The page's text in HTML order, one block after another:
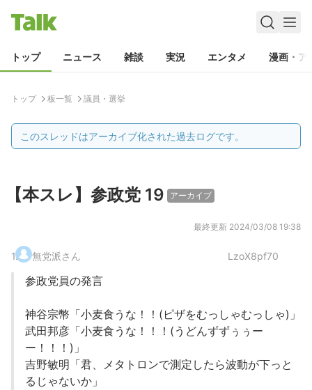
トップ ニュース 雑談 実況 エンタメ 漫画・ア
トップ 板一覧 議員・選挙
このスレッドはアーカイブ化された過去ログです。
【本スレ】参政党 19 アーカイブ
最終更新 2024/03/08 19:38
1. 無党派さん LzoX8pf70
参政党員の発言
神谷宗幣「小麦食うな！！(ピザをむっしゃむっしゃ)」
武田邦彦「小麦食うな！！！(うどんずずぅぅー
ー！！！)」
吉野敏明「君、メタトロンで測定したら波動が下っと
るじゃないか」